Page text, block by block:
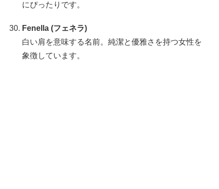
にぴったりです。
Fenella (フェネラ)
白い肩を意味する名前。純潔と優雅さを持つ女性を
象徴しています。